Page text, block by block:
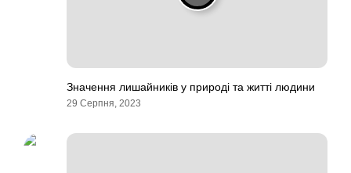
Значення лишайників у природі та житті людини
29 Серпня, 2023